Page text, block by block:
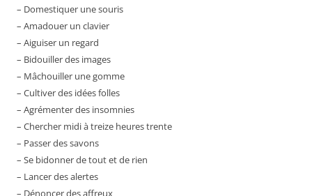
– Domestiquer une souris
– Amadouer un clavier
– Aiguiser un regard
– Bidouiller des images
– Mâchouiller une gomme
– Cultiver des idées folles
– Agrémenter des insomnies
– Chercher midi à treize heures trente
– Passer des savons
– Se bidonner de tout et de rien
– Lancer des alertes
– Dénoncer des affreux